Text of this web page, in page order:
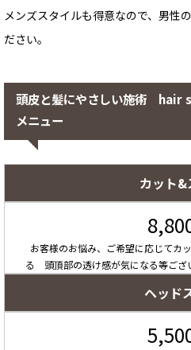
メンズスタイルも得意なので、男性
ださい。
頭皮と髪にやさしい施術 hair
メニュー
カット&
お客様のお悩み、ご希望に応じてカ
る 頭頂部の透け感が気になる等ござ
ヘッド